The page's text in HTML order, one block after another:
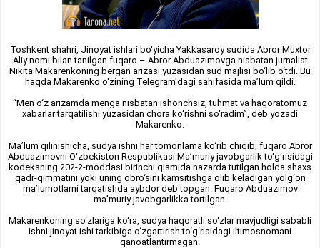
Toshkent shahri, Jinoyat ishlari bo‘yicha Yakkasaroy sudida Abror Muxtor
Aliy nomi bilan tanilgan fuqaro – Abror Abduazimovga nisbatan jurnalist
Nikita Makarenkoning bergan arizasi yuzasidan sud majlisi bo‘lib o‘tdi. Bu
haqda Makarenko o‘zining Telegram'dagi sahifasida ma’lum qildi.
“Men o‘z arizamda menga nisbatan ishonchsiz, tuhmat va haqoratomuz
xabarlar tarqatilishi yuzasidan chora ko‘rishni so‘radim”, deb yozadi
Makarenko.
Ma’lum qilinishicha, sudya ishni har tomonlama ko‘rib chiqib, fuqaro Abror
Abduazimovni O‘zbekiston Respublikasi Ma’muriy javobgarlik to‘g‘risidagi
kodeksning 202-2-moddasi birinchi qismida nazarda tutilgan holda shaxs
qadr-qimmatini yoki uning obro‘sini kamsitishga olib keladigan yolg‘on
ma’lumotlarni tarqatishda aybdor deb topgan. Fuqaro Abduazimov
ma’muriy javobgarlikka tortilgan.
Makarenkoning so‘zlariga ko‘ra, sudya haqoratli so‘zlar mavjudligi sababli
ishni jinoyat ishi tarkibiga o‘zgartirish to‘g‘risidagi iltimosnomani
qanoatlantirmagan.